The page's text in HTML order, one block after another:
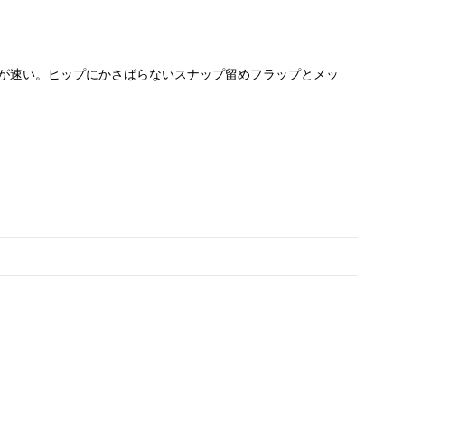
い。ヒップにかさばらないスナップ留めフラップとメッ